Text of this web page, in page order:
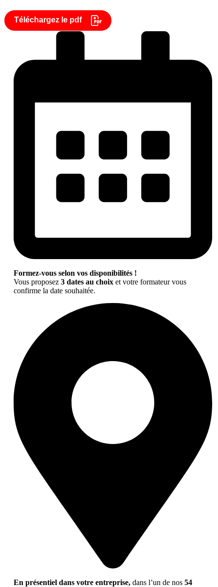
Téléchargez le pdf
Formez-vous selon vos disponibilités !
Vous proposez 3 dates au choix et votre formateur vous
confirme la date souhaitée.
En présentiel dans votre entreprise, dans l’un de nos 54